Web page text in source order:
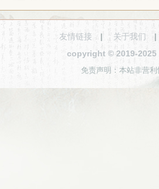
友情链接 | 关于我们
copyright © 2019-2025
免责声明：本站非营